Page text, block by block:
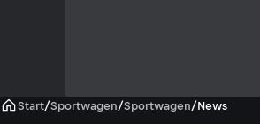
Start/Sportwagen/Sportwagen/News